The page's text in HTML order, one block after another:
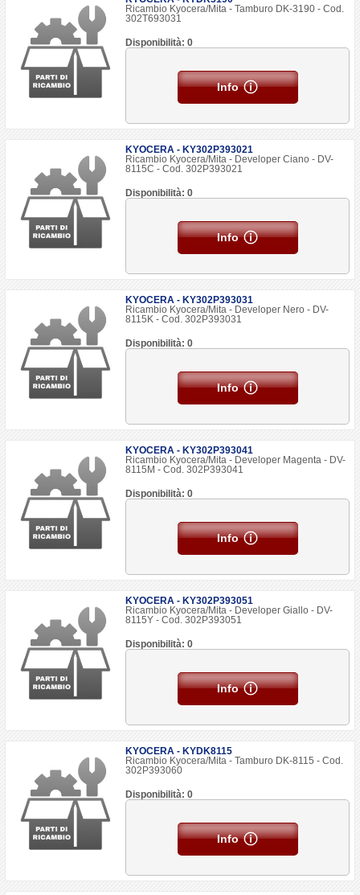
Ricambio Kyocera/Mita - Tamburo DK-3190 - Cod.
302T693031
Disponibilità: 0
Info
KYOCERA - KY302P393021
Ricambio Kyocera/Mita - Developer Ciano - DV-
8115C - Cod. 302P393021
Disponibilità: 0
Info
KYOCERA - KY302P393031
Ricambio Kyocera/Mita - Developer Nero - DV-
8115K - Cod. 302P393031
Disponibilità: 0
Info
KYOCERA - KY302P393041
Ricambio Kyocera/Mita - Developer Magenta - DV-
8115M - Cod. 302P393041
Disponibilità: 0
Info
KYOCERA - KY302P393051
Ricambio Kyocera/Mita - Developer Giallo - DV-
8115Y - Cod. 302P393051
Disponibilità: 0
Info
KYOCERA - KYDK8115
Ricambio Kyocera/Mita - Tamburo DK-8115 - Cod.
302P393060
Disponibilità: 0
Info